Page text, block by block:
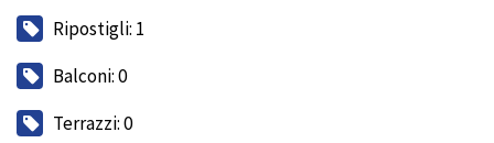
Ripostigli: 1
Balconi: 0
Terrazzi: 0